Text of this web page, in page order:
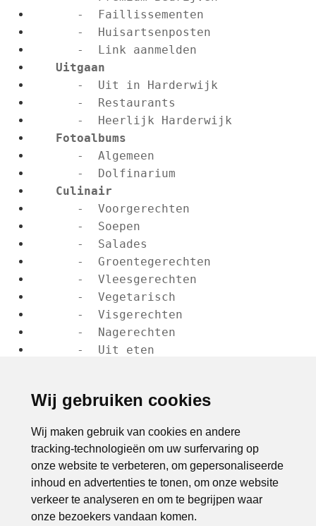
Wij gebruiken cookies
Wij maken gebruik van cookies en andere
tracking-technologieën om uw surfervaring op
onze website te verbeteren, om gepersonaliseerde
inhoud en advertenties te tonen, om onze website
verkeer te analyseren en om te begrijpen waar
onze bezoekers vandaan komen.
      -  Faillissementen
      -  Huisartsenposten
      -  Link aanmelden
Uitgaan
      -  Uit in Harderwijk
      -  Restaurants
      -  Heerlijk Harderwijk
Fotoalbums
      -  Algemeen
      -  Dolfinarium
Culinair
      -  Voorgerechten
      -  Soepen
      -  Salades
      -  Groentegerechten
      -  Vleesgerechten
      -  Vegetarisch
      -  Visgerechten
      -  Nagerechten
      -  Uit eten
      -  Disclaimer